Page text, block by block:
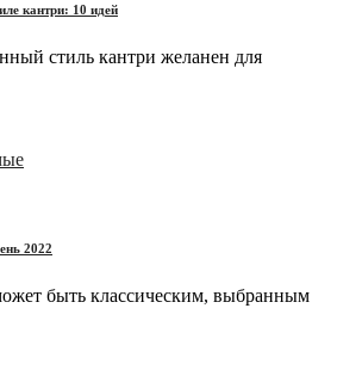
кантри: 10 идей
стиль кантри желанен для
2022
быть классическим, выбранным